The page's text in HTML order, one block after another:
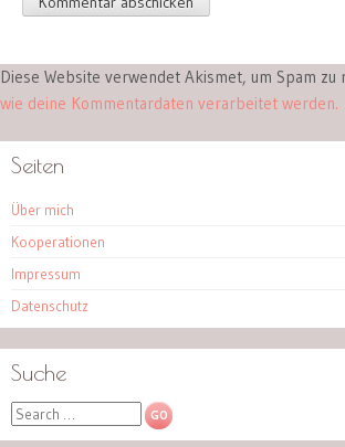
Diese Website verwendet Akismet, um Spam zu
wie deine Kommentardaten verarbeitet werden.
Seiten
Über mich
Kooperationen
Impressum
Datenschutz
Suche
Search